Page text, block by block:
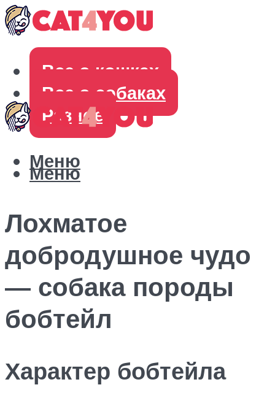
Все о кошках
Все о собаках
Разное
Меню
Меню
Лохматое
добродушное чудо
— собака породы
бобтейл
Характер бобтейла